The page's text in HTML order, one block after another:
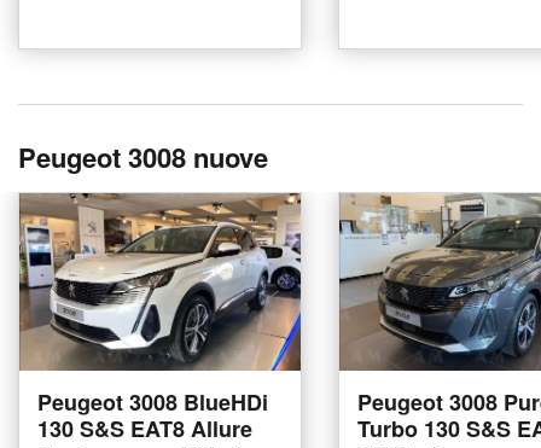
Peugeot 3008 nuove
Peugeot 3008 BlueHDi
130 S&S EAT8 Allure
Peugeot 3008
Turbo 130 S&S